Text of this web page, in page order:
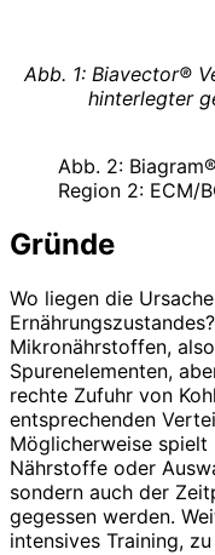
Abb. 1: Biavector®
hinterlegter
Abb. 2:
Region 2: ECM/
Gründe
Wo liegen die
Mikronährstoffen,
Spurenelementen,
rechte Zufuhr von
entsprechenden
Möglicherweise
Nährstoffe oder
sondern auch der
gegessen werden.
intensives Training,